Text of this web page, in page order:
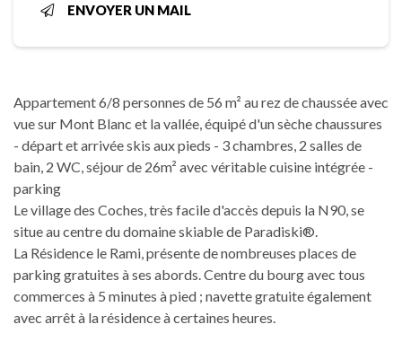
ENVOYER UN MAIL
Appartement 6/8 personnes de 56 m² au rez de chaussée avec
vue sur Mont Blanc et la vallée, équipé d'un sèche chaussures
- départ et arrivée skis aux pieds - 3 chambres, 2 salles de
bain, 2 WC, séjour de 26m² avec véritable cuisine intégrée -
parking
Le village des Coches, très facile d'accès depuis la N90, se
situe au centre du domaine skiable de Paradiski®.
La Résidence le Rami, présente de nombreuses places de
parking gratuites à ses abords. Centre du bourg avec tous
commerces à 5 minutes à pied ; navette gratuite également
avec arrêt à la résidence à certaines heures.